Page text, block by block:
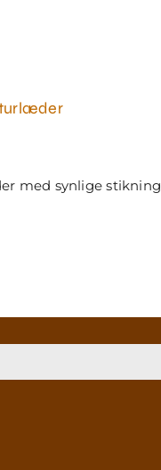
med synlige